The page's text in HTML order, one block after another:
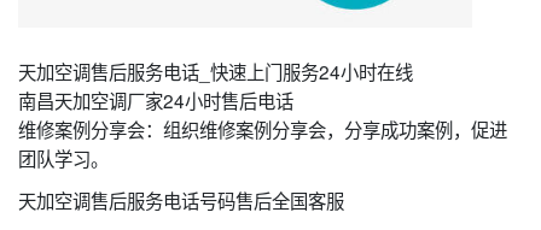
天加空调售后服务电话_快速上门服务24小时在线
南昌天加空调厂家24小时售后电话
维修案例分享会：组织维修案例分享会，分享成功案例，促进
团队学习。
天加空调售后服务电话号码售后全国客服